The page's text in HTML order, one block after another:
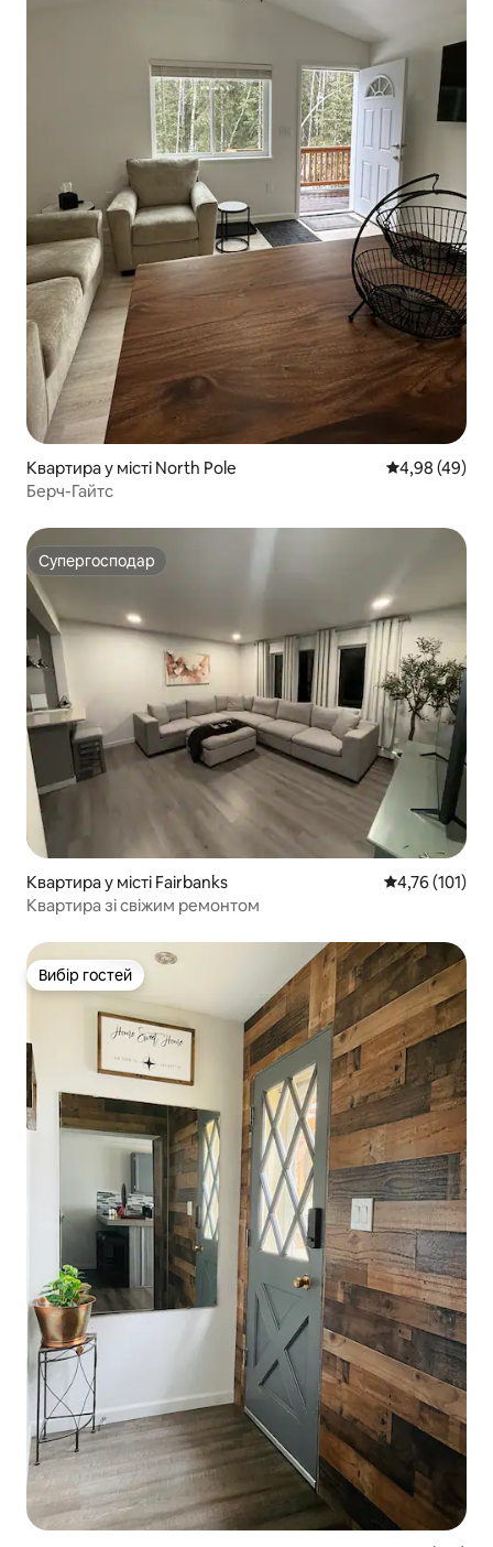
Квартира у місті North Pole Середня
4,98 (49)
Берч-Гайтс
Супергосподар
Супергосподар
Квартира у місті Fairbanks Середня
4,76 (101)
Квартира зі свіжим ремонтом
Вибір гостей
Вибір гостей